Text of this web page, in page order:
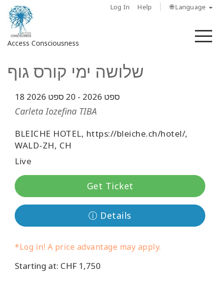
Log In Help 🌐 Language
Access Consciousness
Sign
in
to
Your
Account
מי
אנחנו
Access
Regions
מנחים
שלושה ימי קורס גוף
18 ספט 2026 -
Carleta Iozefina TIBA
BLEICHE HOTEL, https://bleiche.ch/hotel/,
WALD-ZH, CH
Live
Get Ticket
ⓘ Details
*Log in! A price advantage may apply.
Starting at: CHF 1,750